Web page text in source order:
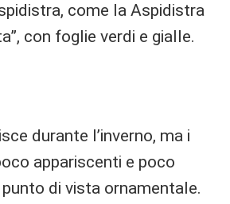
come la Aspidistra
con foglie verdi e gialle.
durante l’inverno, ma i
appariscenti e poco
di vista ornamentale.